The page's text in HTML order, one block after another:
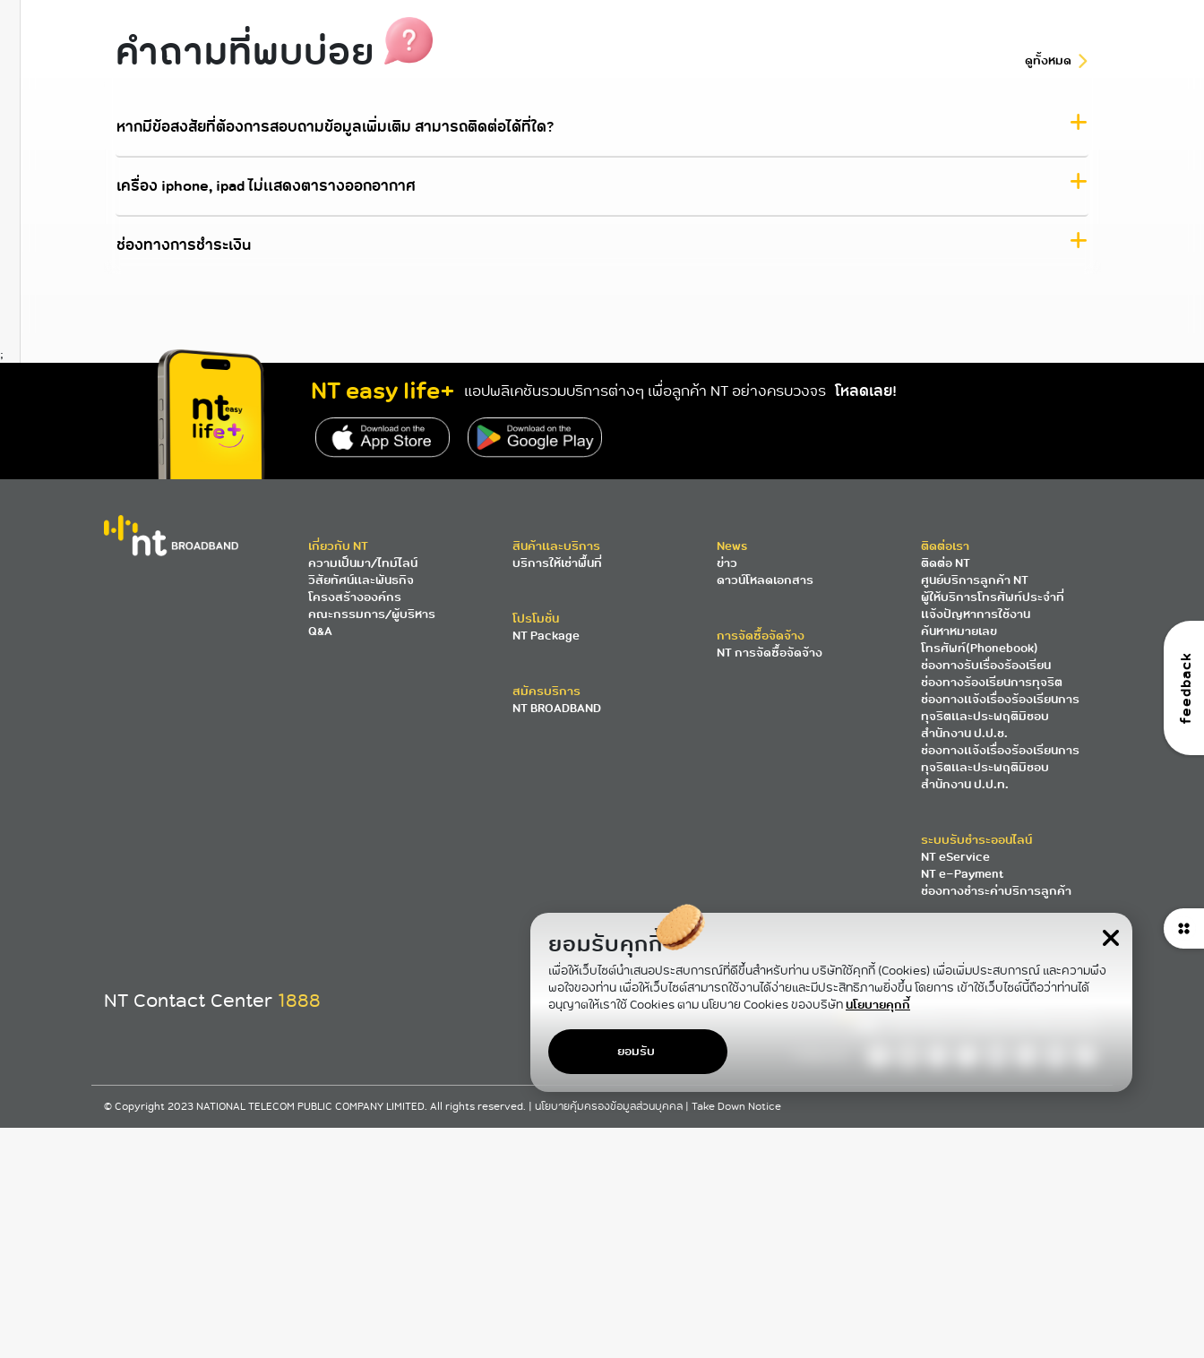
คำถามที่พบบ่อย ดูทั้งหมด
หากมีข้อสงสัยที่ต้องการสอบถามข้อมูลเพิ่มเติม สามารถติดต่อได้ที่ใด?
เครื่อง iphone, ipad ไม่แสดงตารางออกอากาศ
ช่องทางการชำระเงิน
https://www.nteservice.com/eservice
;
feedback
ยอมรับคุกกี้
เพื่อให้เว็บไซต์นำเสนอประสบการณ์ที่ดีขึ้นสำหรับท่าน บริษัทใช้คุกกี้ (Cookies) เพื่อเพิ่มประสบการณ์ และความพึง
พอใจของท่าน เพื่อให้เว็บไซต์สามารถใช้งานได้ง่ายและมีประสิทธิภาพยิ่งขึ้น โดยการ เข้าใช้เว็บไซต์นี้ถือว่าท่านได้
อนุญาตให้เราใช้ Cookies ตาม นโยบาย Cookies ของบริษัทนโยบายคุกกี้
ยอมรับ
NT easy life+ แอปพลิเคชันรวมบริการต่างๆ เพื่อลูกค้า NT อย่างครบวงจร โหลดเลย!
เกี่ยวกับ NT
ความเป็นมา/ไทม์ไลน์
วิสัยทัศน์และพันธกิจ
โครงสร้างองค์กร
คณะกรรมการ/ผู้บริหาร
Q&A
สินค้าและบริการ
บริการให้เช่าพื้นที่
โปรโมชั่น
NT Package
สมัครบริการ
NT BROADBAND
News
ข่าว
ดาวน์โหลดเอกสาร
การจัดซื้อจัดจ้าง
NT การจัดซื้อจัดจ้าง
ติดต่อเรา
ติดต่อ NT
ศูนย์บริการลูกค้า NT
ผู้ให้บริการโทรศัพท์ประจำที่
แจ้งปัญหาการใช้งาน
ค้นหาหมายเลข
โทรศัพท์(Phonebook)
ช่องทางรับเรื่องร้องเรียน
ช่องทางร้องเรียนการทุจริต
ช่องทางแจ้งเรื่องร้องเรียนการ
ทุจริตและประพฤติมิชอบ
สำนักงาน ป.ป.ช.
ช่องทางแจ้งเรื่องร้องเรียนการ
ทุจริตและประพฤติมิชอบ
สำนักงาน ป.ป.ท.
ระบบรับชำระออนไลน์
NT eService
NT e-Payment
ช่องทางชำระค่าบริการลูกค้า
NT Contact Center 1888
© Copyright 2023 NATIONAL TELECOM PUBLIC COMPANY LIMITED. All rights reserved. | นโยบายคุ้มครองข้อมูลส่วนบุคคล | Take Down Notice